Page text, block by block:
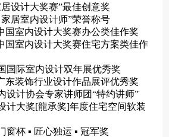
设计大奖赛”最佳创意奖
居室内设计师”荣誉称号
国室内设计大奖赛办公类佳作奖
国室内设计大奖赛住宅方案类佳作
国际室内设计双年展优秀奖
东装饰行业设计作品展评优秀奖
设计协会专家讲师团“特约讲师”
计大奖[龍承奖]年度住宅空间软装
窗杯 ▪ 匠心独运 ▪ 冠军奖